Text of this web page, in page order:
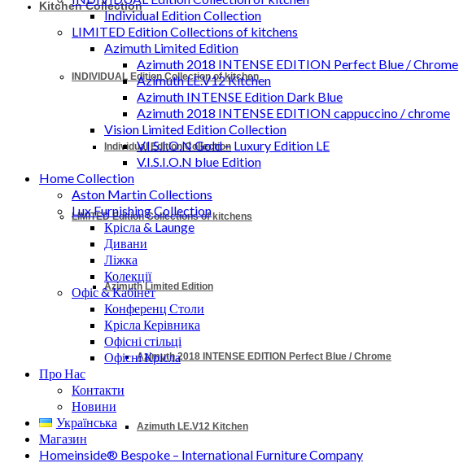
Kitchen Collection
INDIVIDUAL Edition Collection of kitchen
Individual Edition Collection
LIMITED Edition Collections of kitchens
Azimuth Limited Edition
Azimuth 2018 INTENSE EDITION Perfect Blue / Chrome
Azimuth LE.V12 Kitchen
Individual Edition Collection
LIMITED Edition Collections of kitchens
Azimuth Limited Edition
Azimuth 2018 INTENSE EDITION Perfect Blue / Chrome
Azimuth LE.V12 Kitchen
Azimuth INTENSE Edition Dark Blue
Azimuth 2018 INTENSE EDITION cappuccino / chrome
Vision Limited Edition Collection
V.I.S.I.O.N Gold – Luxury Edition LE
V.I.S.I.O.N blue Edition
Home Collection
Aston Martin Collections
Lux Furnishing Collection
Крісла & Launge
Дивани
Ліжка
Колекції
Офіс & Кабінет
Конференц Столи
Крісла Керівника
Офісні стільці
Офісні Крісла
Про Нас
Контакти
Новини
Українська
Магазин
Homeinside® Bespoke – International Furniture Company